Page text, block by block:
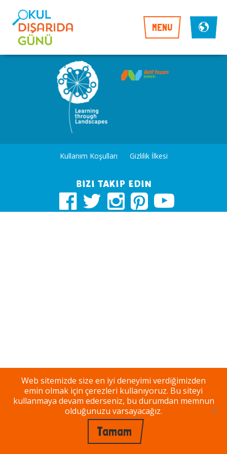
MENU
Kullanım Koşulları Gizlilik İlkesi
Bizi takip edin
Web sitemizde size en iyi deneyimi verdiğimizden
emin olmak için çerezleri kullanıyoruz. Bu siteyi
kullanmaya devam ederseniz, bu durumdan memnun
olduğunuzu varsayacağız.
Tamam